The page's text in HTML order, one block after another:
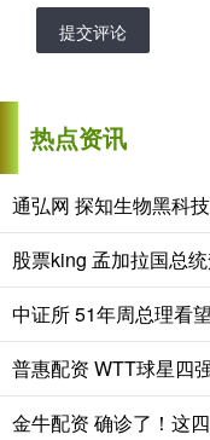
提交评论
热点资讯
股票king 孟加拉国总
金牛配资 确诊了！这